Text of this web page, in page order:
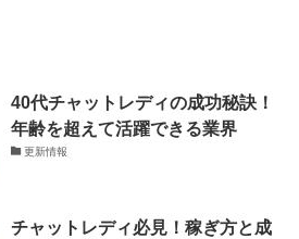
40代チャットレディの成功秘訣！
年齢を超えて活躍できる業界
更新情報
チャットレディ必見！稼ぎ方と成